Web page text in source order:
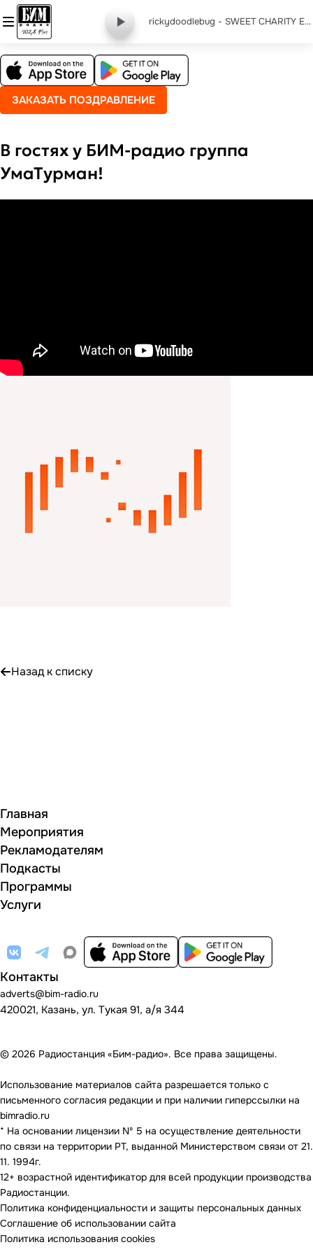
rickydoodlebug - SWEET CHARITY Expanded Soundtrack 07 THE RICH MANS FRUG
ЗАКАЗАТЬ ПОЗДРАВЛЕНИЕ
В гостях у БИМ-радио группа
УмаТурман!
Назад к списку
Главная
Мероприятия
Рекламодателям
Подкасты
Программы
Услуги
Контакты
adverts@bim-radio.ru
420021, Казань, ул. Тукая 91, а/я 344
© 2026 Радиостанция «Бим-радио». Все права защищены.
Использование материалов сайта разрешается только с
письменного согласия редакции и при наличии гиперссылки на
bimradio.ru
* На основании лицензии Nº 5 на осуществление деятельности
по связи на территории РТ, выданной Министерством связи от 21.
11. 1994г.
12+ возрастной идентификатор для всей продукции производства
Радиостанции.
Политика конфиденциальности и защиты персональных данных
Соглашение об использовании сайта
Политика использования cookies